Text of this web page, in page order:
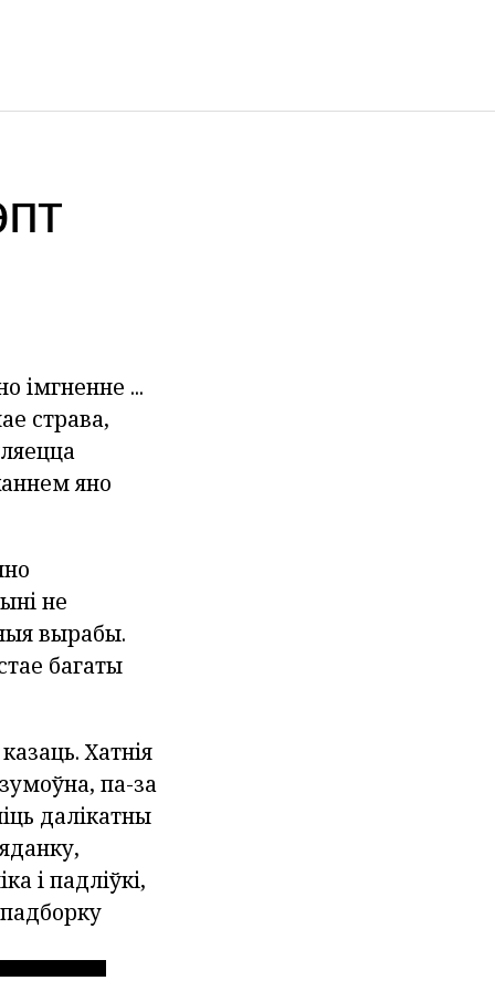
імгненне ...
страва,
яно
не
вырабы.
багаты
Хатнія
па-за
далікатны
і падліўкі,